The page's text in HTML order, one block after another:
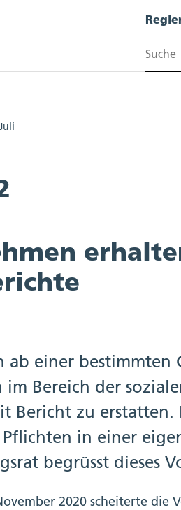
Suchen
Juli
ab einer bestimmten
im Bereich der
Bericht zu
in einer
begrüsst dieses
2020 scheiterte die